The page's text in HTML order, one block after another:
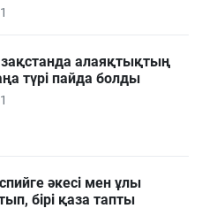
1
алаяқтықтың
түрі пайда болды
1
әкесі мен ұлы
бірі қаза тапты